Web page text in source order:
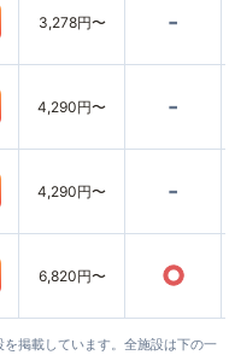
3,278円〜 -
4,290円〜 -
4,290円〜 -
6,820円〜 ○
掲載しています。全施設は下の一